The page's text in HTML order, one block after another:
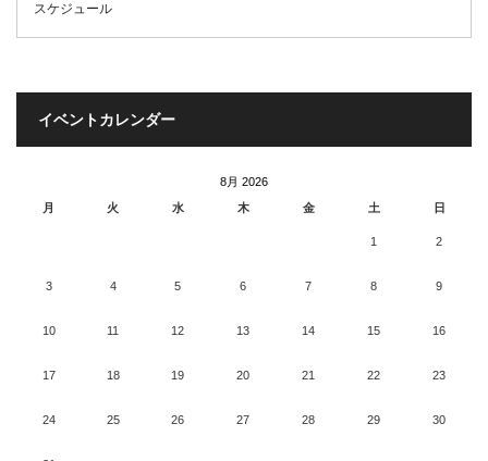
スケジュール
イベントカレンダー
8月 2026
月
火 水 木 金 土 日
1 2
3 4 5 6 7 8 9
10 11 12 13 14 15 16
17 18 19 20 21 22 23
24 25 26 27 28 29 30